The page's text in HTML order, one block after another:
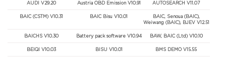
AUDI V29.20 Austria OBD Emission V10.91 AUTOSEARCH V11.07
BAIC (CSTM) V10.31 BAIC Bisu V10.01
BAIC, Senoua (BAIC),
Weiwang (BAIC), BJEV V12.51
BAICHS V10.30 Battery pack software V10.94 BAW, BAIC (Ltd) V10.10
BEIQI V10.03 BISU V10.01 BMS DEMO V15.55